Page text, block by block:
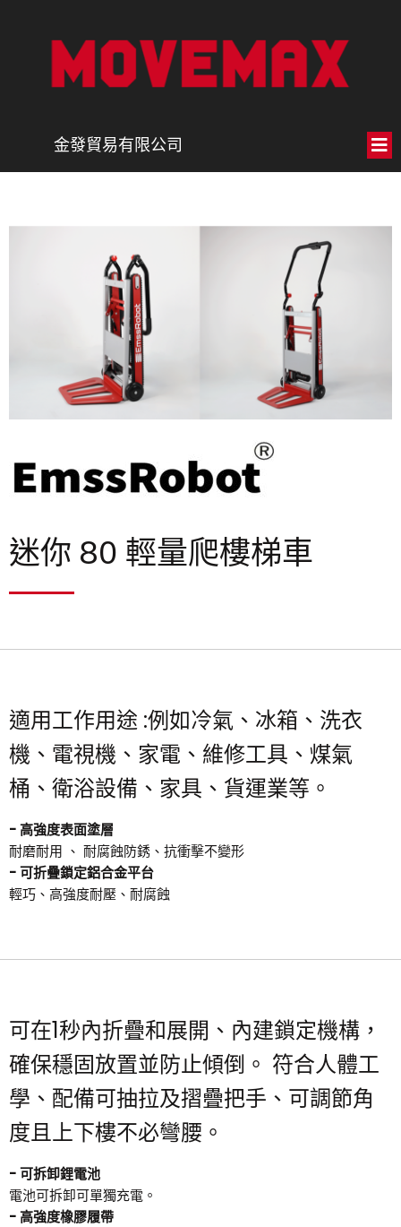
金發貿易有限公司
迷你 80 輕量爬樓梯車
適用工作用途 :例如冷氣、冰箱、洗衣
機、電視機、家電、維修工具、煤氣
桶、衛浴設備、家具、貨運業等。
- 高強度表面塗層
耐磨耐用 、 耐腐蝕防銹、抗衝擊不變形
- 可折疊鎖定鋁合金平台
輕巧、高強度耐壓、耐腐蝕
可在1秒內折疊和展開、內建鎖定機構，
確保穩固放置並防止傾倒。 符合人體工
學、配備可抽拉及摺疊把手、可調節角
度且上下樓不必彎腰。
- 可拆卸鋰電池
電池可拆卸可單獨充電。
- 高強度橡膠履帶